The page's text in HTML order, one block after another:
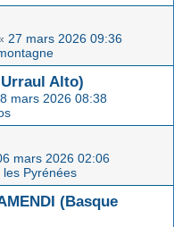
27 mars 2026 09:36
Alto)
mars 2026 08:38
mars 2026 02:06
Pyrénées
(Basque